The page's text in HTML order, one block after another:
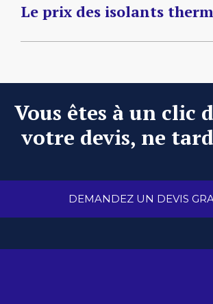
Le prix des isolants
Vous êtes à un clic
votre devis, ne
DEMANDEZ UN DEVIS